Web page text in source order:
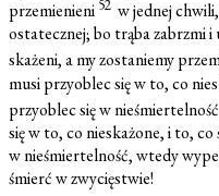
przemienieni 52 w jednej
ostatecznej; bo trąba zabrzmi
skażeni, a my zostaniemy
musi przyoblec się w to, co
przyoblec się w
się w to, co nieskażone, i to,
w nieśmiertelność, wtedy
śmierć w zwycięstwie!